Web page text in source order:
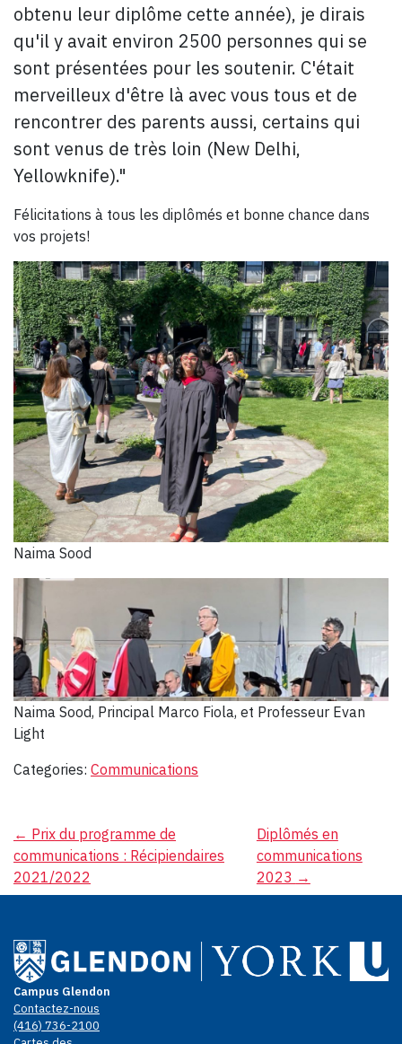
obtenu leur diplôme cette année), je dirais
qu'il y avait environ 2500 personnes qui se
sont présentées pour les soutenir. C'était
merveilleux d'être là avec vous tous et de
rencontrer des parents aussi, certains qui
sont venus de très loin (New Delhi,
Yellowknife)."
Félicitations à tous les diplômés et bonne chance dans
vos projets!
Naima Sood
Naima Sood, Principal Marco Fiola, et Professeur Evan
Light
Categories: Communications
Navigation
de
l’article
← Prix du programme de
communications : Récipiendaires
2021/2022
Diplômés en
communications
2023 →
Campus Glendon
Contactez-nous
(416) 736-2100